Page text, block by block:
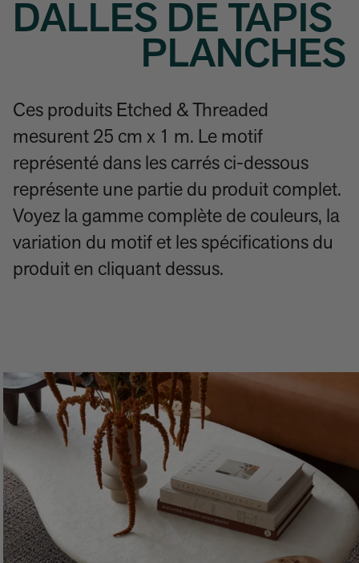
DALLES DE TAPIS
PLANCHES
Ces produits Etched & Threaded
mesurent 25 cm x 1 m. Le motif
représenté dans les carrés ci-dessous
représente une partie du produit complet.
Voyez la gamme complète de couleurs, la
variation du motif et les spécifications du
produit en cliquant dessus.